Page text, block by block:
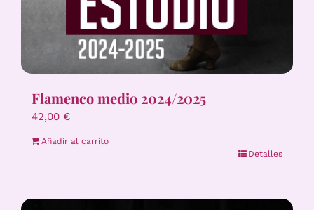
Flamenco medio 2024/2025
42,00 €
Añadir al carrito
Detalles